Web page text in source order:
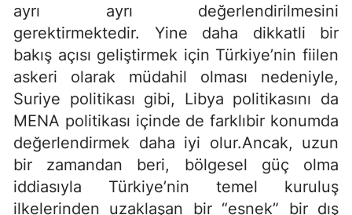
ayrı ayrı değerlendirilmesini
gerektirmektedir. Yine daha dikkatli bir
bakış açısı geliştirmek için Türkiye’nin fiilen
askeri olarak müdahil olması nedeniyle,
Suriye politikası gibi, Libya politikasını da
MENA politikası içinde de farklıbir konumda
değerlendirmek daha iyi olur.Ancak, uzun
bir zamandan beri, bölgesel güç olma
iddiasıyla Türkiye’nin temel kuruluş
ilkelerinden uzaklaşan bir “esnek” bir dış